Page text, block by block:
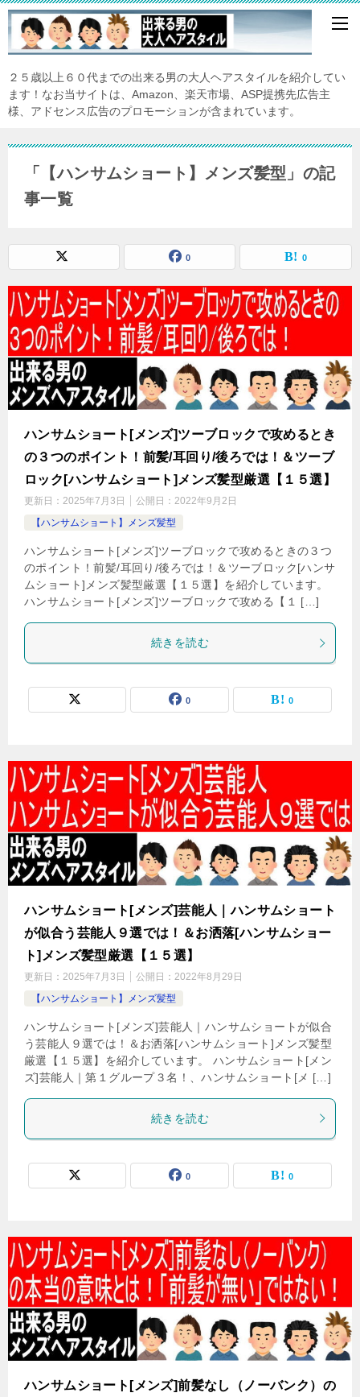
２５歳以上６０代までの出来る男の大人ヘアスタイルを紹介してい
ます！なお当サイトは、Amazon、楽天市場、ASP提携先広告主
様、アドセンス広告のプロモーションが含まれています。
「【ハンサムショート】メンズ髪型」の記
事一覧
0 0
ハンサムショート[メンズ]ツーブロックで攻めるとき
の３つのポイント！前髪/耳回り/後ろでは！＆ツーブ
ロック[ハンサムショート]メンズ髪型厳選【１５選】
更新日： 2025年7月3日 公開日： 2022年9月2日
【ハンサムショート】メンズ髪型
ハンサムショート[メンズ]ツーブロックで攻めるときの３つ
のポイント！前髪/耳回り/後ろでは！＆ツーブロック[ハンサ
ムショート]メンズ髪型厳選【１５選】を紹介しています。
ハンサムショート[メンズ]ツーブロックで攻める【１ […]
続きを読む
0 0
ハンサムショート[メンズ]芸能人｜ハンサムショート
が似合う芸能人９選では！＆お洒落[ハンサムショー
ト]メンズ髪型厳選【１５選】
更新日： 2025年7月3日 公開日： 2022年8月29日
【ハンサムショート】メンズ髪型
ハンサムショート[メンズ]芸能人｜ハンサムショートが似合
う芸能人９選では！＆お洒落[ハンサムショート]メンズ髪型
厳選【１５選】を紹介しています。 ハンサムショート[メン
ズ]芸能人｜第１グループ３名！、ハンサムショート[メ […]
続きを読む
0 0
ハンサムショート[メンズ]前髪なし（ノーバンク）の